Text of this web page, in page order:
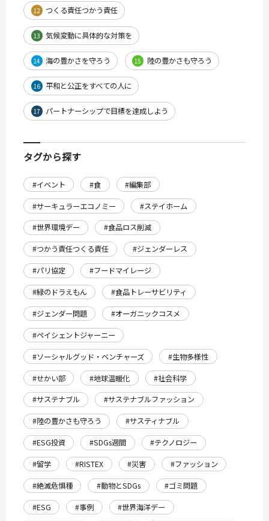
12 つくる責任つかう責任
13 気候変動に具体的な対策を
14 海の豊かさを守ろう 15 陸の豊かさも守ろう
16 平和と公正をすべての人に
17 パートナーシップで目標を達成しよう
タグから探す
#イベント #食
#編集部
#サーキュラーエコノミー
#ステイホーム
#世界環境デー
#食品ロス削減
#つかう責任つくる責任
#ジェンダーレス
#パリ協定
#フードマイレージ
#緑のドラえもん
#食品トレーサビリティ
#ジェンダー問題
#オーガニックコスメ
#ペイシェントジャーニー
#ソーシャルグッド・ベンチャーズ
#生物多様性
#せかい部
#地球温暖化
#社会科学
#サステナブル
#サステナブルファッション
#陸の豊かさも守ろう
#サスティナブル
#ESG投資
#SDGs週間
#テクノロジー
#留学
#RISTEX #災害
#ファッション
#絶滅危惧種
#動物とSDGs
#ゴミ問題
#ESG
#事例
#世界海洋デー